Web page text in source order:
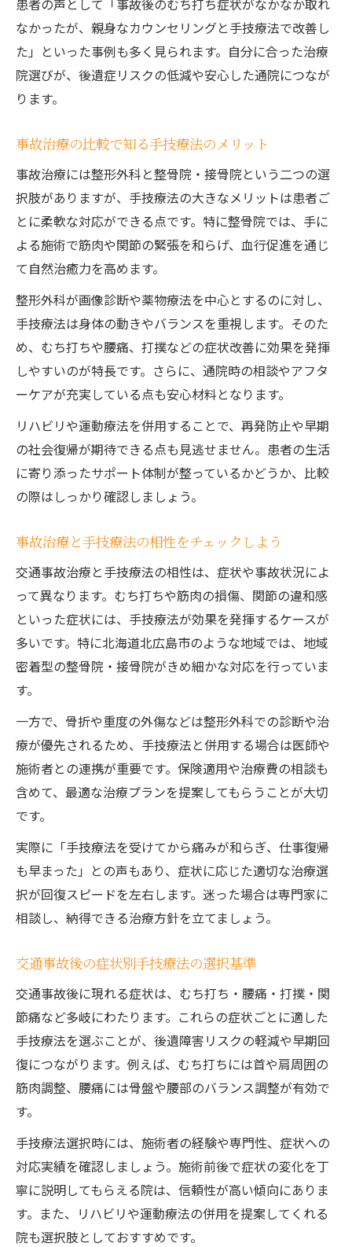
患者の声として「事故後のむち打ち症状がなかなか取れ
なかったが、親身なカウンセリングと手技療法で改善し
た」といった事例も多く見られます。自分に合った治療
院選びが、後遺症リスクの低減や安心した通院につなが
ります。
事故治療の比較で知る手技療法のメリット
事故治療には整形外科と整骨院・接骨院という二つの選
択肢がありますが、手技療法の大きなメリットは患者ご
とに柔軟な対応ができる点です。特に整骨院では、手に
よる施術で筋肉や関節の緊張を和らげ、血行促進を通じ
て自然治癒力を高めます。
整形外科が画像診断や薬物療法を中心とするのに対し、
手技療法は身体の動きやバランスを重視します。そのた
め、むち打ちや腰痛、打撲などの症状改善に効果を発揮
しやすいのが特長です。さらに、通院時の相談やアフタ
ーケアが充実している点も安心材料となります。
リハビリや運動療法を併用することで、再発防止や早期
の社会復帰が期待できる点も見逃せません。患者の生活
に寄り添ったサポート体制が整っているかどうか、比較
の際はしっかり確認しましょう。
事故治療と手技療法の相性をチェックしよう
交通事故治療と手技療法の相性は、症状や事故状況によ
って異なります。むち打ちや筋肉の損傷、関節の違和感
といった症状には、手技療法が効果を発揮するケースが
多いです。特に北海道北広島市のような地域では、地域
密着型の整骨院・接骨院がきめ細かな対応を行っていま
す。
一方で、骨折や重度の外傷などは整形外科での診断や治
療が優先されるため、手技療法と併用する場合は医師や
施術者との連携が重要です。保険適用や治療費の相談も
含めて、最適な治療プランを提案してもらうことが大切
です。
実際に「手技療法を受けてから痛みが和らぎ、仕事復帰
も早まった」との声もあり、症状に応じた適切な治療選
択が回復スピードを左右します。迷った場合は専門家に
相談し、納得できる治療方針を立てましょう。
交通事故後の症状別手技療法の選択基準
交通事故後に現れる症状は、むち打ち・腰痛・打撲・関
節痛など多岐にわたります。これらの症状ごとに適した
手技療法を選ぶことが、後遺障害リスクの軽減や早期回
復につながります。例えば、むち打ちには首や肩周囲の
筋肉調整、腰痛には骨盤や腰部のバランス調整が有効で
す。
手技療法選択時には、施術者の経験や専門性、症状への
対応実績を確認しましょう。施術前後で症状の変化を丁
寧に説明してもらえる院は、信頼性が高い傾向にありま
す。また、リハビリや運動療法の併用を提案してくれる
院も選択肢としておすすめです。